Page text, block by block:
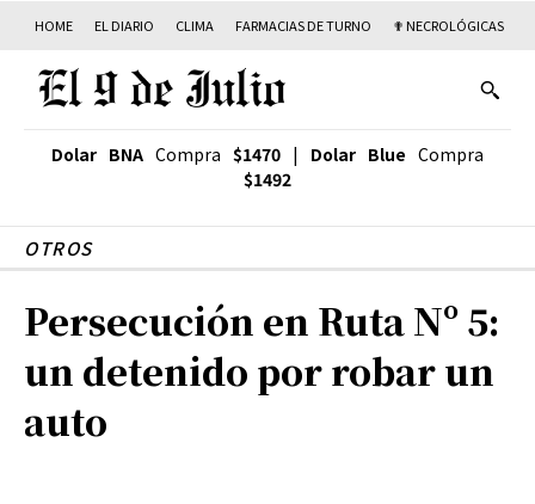
HOME EL DIARIO CLIMA FARMACIAS DE TURNO ✟ NECROLÓGICAS
Dolar BNA Compra $1470 | Dolar Blue Compra
$1492
OTROS
Persecución en Ruta Nº 5:
un detenido por robar un
auto